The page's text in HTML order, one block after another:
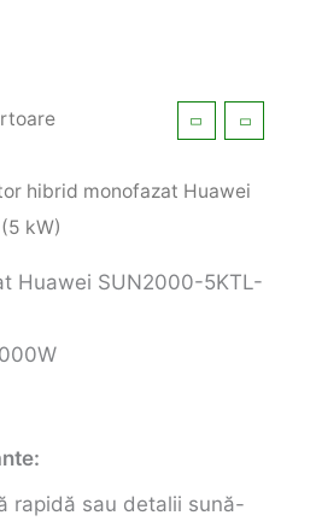
hibrid monofazat Huawei
kW)
Huawei SUN2000-5KTL-
rapidă sau detalii sună-